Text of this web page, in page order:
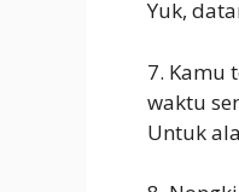
Yuk,
7. Kamu
waktu
Untuk